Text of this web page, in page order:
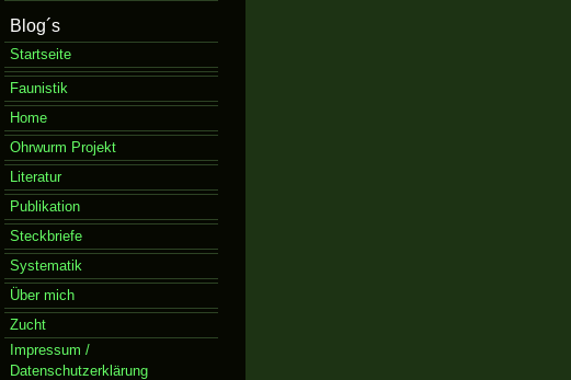
Blog´s
Startseite
Faunistik
Home
Ohrwurm Projekt
Literatur
Publikation
Steckbriefe
Systematik
Über mich
Zucht
Impressum /
Datenschutzerklärung